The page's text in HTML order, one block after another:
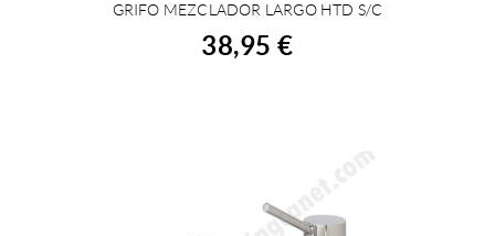
COMPRAR
GRIFO MEZCLADOR LARGO HTD S/C
38,95 €